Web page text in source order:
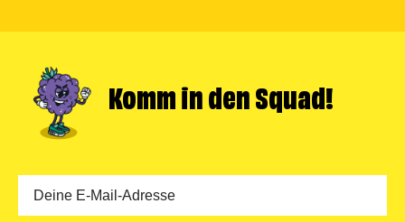
Komm in den Squad!